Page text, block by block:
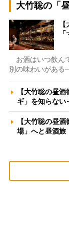
大竹聡の「
お酒はいつ飲ん
別の味わいがあ
【大竹聡の昼
ギ」を知らな
【大竹聡の昼
場」へと昼酒